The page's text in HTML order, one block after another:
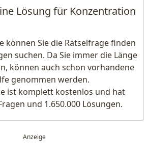
Lösung für Konzentration
können Sie die Rätselfrage finden
suchen. Da Sie immer die Länge
können auch schon vorhandene
genommen werden.
ist komplett kostenlos und hat
und 1.650.000 Lösungen.